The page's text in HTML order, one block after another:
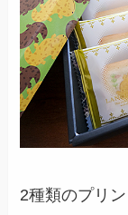
2種類のプリ